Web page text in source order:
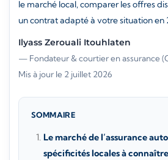
le marché local, comparer les offres
un contrat adapté à votre situation en
Ilyass Zerouali Itouhlaten
— Fondateur & courtier en assurance
Mis à jour le 2 juillet 2026
SOMMAIRE
Le marché de l’assurance
spécificités locales à connaître